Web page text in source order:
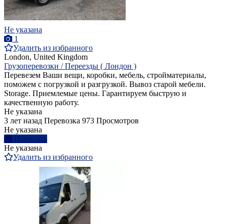
Не указана
1
Удалить из избранного
London, United Kingdom
Грузоперевозки / Переезды ( Лондон )
Перевезем Ваши вещи, коробки, мебель, стройматериалы,
поможем с погрузкой и разгрузкой. Вывоз старой мебели.
Storage. Приемлемые цены. Гарантируем быструю и
качественную работу.
Не указана
3 лет назад Перевозка 973 Просмотров
Не указана
Написать
Не указана
Удалить из избранного